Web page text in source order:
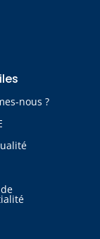
nous ?